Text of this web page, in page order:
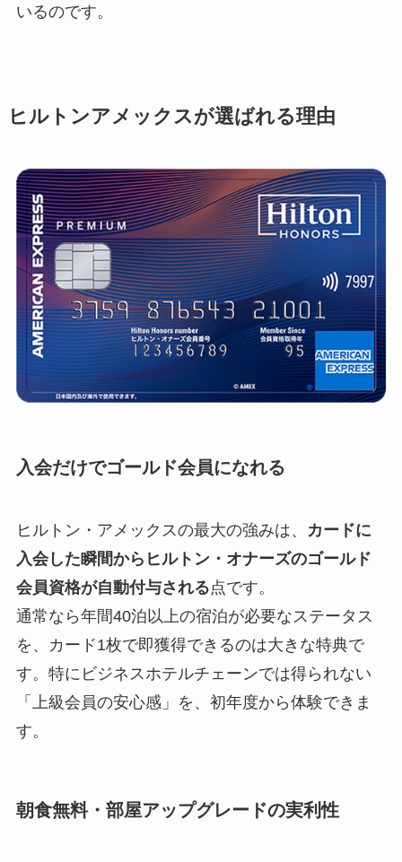
いるのです。
ヒルトンアメックスが選ばれる理由
入会だけでゴールド会員になれる
ヒルトン・アメックスの最大の強みは、
カードに
入会した瞬間からヒルトン・オナーズのゴールド
会員資格が自動付与される点です。
通常なら年間40泊以上の宿泊が必要なステータス
を、カード1枚で即獲得できるのは大きな特典で
す。特にビジネスホテルチェーンでは得られない
「上級会員の安心感」を、初年度から体験できま
す。
朝食無料・部屋アップグレードの実利性